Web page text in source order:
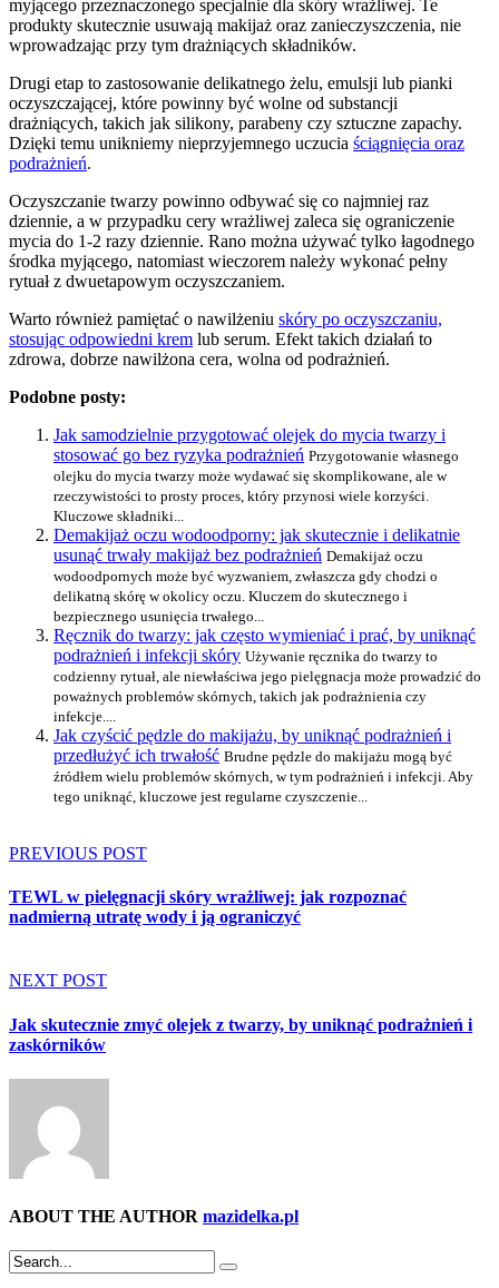
myjącego przeznaczonego specjalnie dla skóry wrażliwej. Te
produkty skutecznie usuwają makijaż oraz zanieczyszczenia, nie
wprowadzając przy tym drażniących składników.
Drugi etap to zastosowanie delikatnego żelu, emulsji lub pianki
oczyszczającej, które powinny być wolne od substancji
drażniących, takich jak silikony, parabeny czy sztuczne zapachy.
Dzięki temu unikniemy nieprzyjemnego uczucia ściągnięcia oraz
podrażnień.
Oczyszczanie twarzy powinno odbywać się co najmniej raz
dziennie, a w przypadku cery wrażliwej zaleca się ograniczenie
mycia do 1-2 razy dziennie. Rano można używać tylko łagodnego
środka myjącego, natomiast wieczorem należy wykonać pełny
rytuał z dwuetapowym oczyszczaniem.
Warto również pamiętać o nawilżeniu skóry po oczyszczaniu,
stosując odpowiedni krem lub serum. Efekt takich działań to
zdrowa, dobrze nawilżona cera, wolna od podrażnień.
Podobne posty:
Jak samodzielnie przygotować olejek do mycia twarzy i
stosować go bez ryzyka podrażnień Przygotowanie własnego
olejku do mycia twarzy może wydawać się skomplikowane, ale w
rzeczywistości to prosty proces, który przynosi wiele korzyści.
Kluczowe składniki...
Demakijaż oczu wodoodporny: jak skutecznie i delikatnie
usunąć trwały makijaż bez podrażnień Demakijaż oczu
wodoodpornych może być wyzwaniem, zwłaszcza gdy chodzi o
delikatną skórę w okolicy oczu. Kluczem do skutecznego i
bezpiecznego usunięcia trwałego...
Ręcznik do twarzy: jak często wymieniać i prać, by uniknąć
podrażnień i infekcji skóry Używanie ręcznika do twarzy to
codzienny rytuał, ale niewłaściwa jego pielęgnacja może prowadzić do
poważnych problemów skórnych, takich jak podrażnienia czy
infekcje....
Jak czyścić pędzle do makijażu, by uniknąć podrażnień i
przedłużyć ich trwałość Brudne pędzle do makijażu mogą być
źródłem wielu problemów skórnych, w tym podrażnień i infekcji. Aby
tego uniknąć, kluczowe jest regularne czyszczenie...
PREVIOUS POST
TEWL w pielęgnacji skóry wrażliwej: jak rozpoznać
nadmierną utratę wody i ją ograniczyć
NEXT POST
Jak skutecznie zmyć olejek z twarzy, by uniknąć podrażnień i
zaskórników
ABOUT THE AUTHOR mazidelka.pl